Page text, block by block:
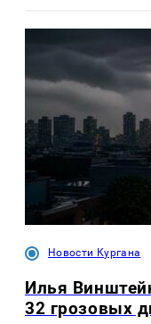
Новости Кургана
Илья
32 грозовых